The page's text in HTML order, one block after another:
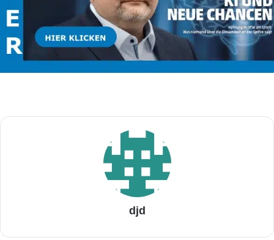
djd